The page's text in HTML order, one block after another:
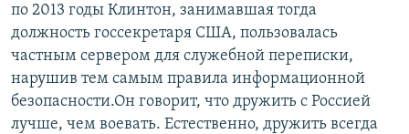
по 2013 годы Клинтон, занимавшая тогда
должность госсекретаря США, пользовалась
частным сервером для служебной переписки,
нарушив тем самым правила информационной
безопасности.Он говорит, что дружить с Россией
лучше, чем воевать. Естественно, дружить всегда